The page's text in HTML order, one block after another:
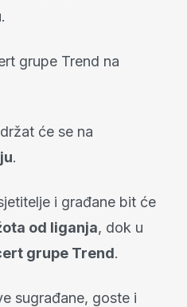
grupe Trend na
će se na
.
i građane bit će
od liganja, dok u
grupe Trend.
sugrađane, goste i